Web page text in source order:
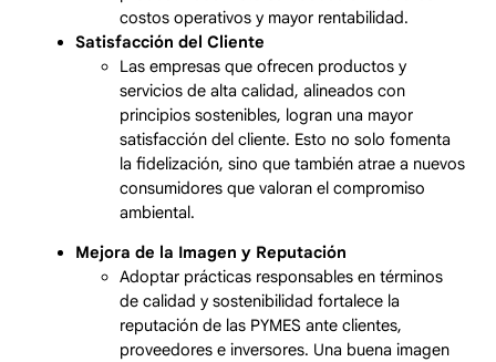
costos operativos y mayor rentabilidad.
Satisfacción del Cliente
Las empresas que ofrecen productos y
servicios de alta calidad, alineados con
principios sostenibles, logran una mayor
satisfacción del cliente. Esto no solo fomenta
la fidelización, sino que también atrae a nuevos
consumidores que valoran el compromiso
ambiental.
Mejora de la Imagen y Reputación
Adoptar prácticas responsables en términos
de calidad y sostenibilidad fortalece la
reputación de las PYMES ante clientes,
proveedores e inversores. Una buena imagen